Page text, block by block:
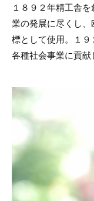
１８９２年精工舎
業の発展に尽くし
標として使用。１
各種社会事業に貢献